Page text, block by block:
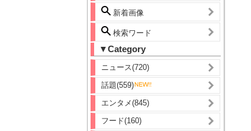
新着画像
検索ワード
▼Category
ニュース(720)
話題(559)
エンタメ(845)
フード(160)